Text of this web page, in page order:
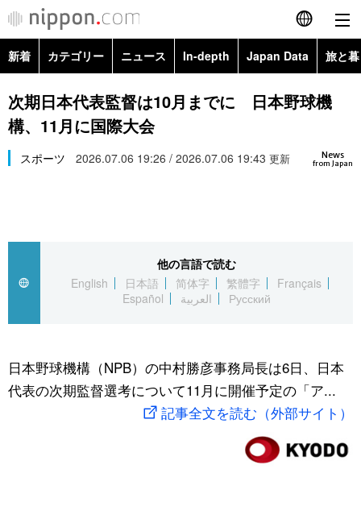
English
简体字
Русский
カテゴリー
経済・ビジネス
国際
文化
トップ
アーカイブ
In-depth
Japan Data
動画/Live
新着 カテゴリー ニュース In-depth Japan Data 旅と
政治・外交
経済・ビジネス
スポーツ・東京2020
Topics
次期日本代表監督は10月までに 日本野球機
構、11月に国際大会
News
from Japan
スポーツ 2026.07.06 19:26 / 2026.07.06 19:43 更新
他の言語で読む
English
日本語 简体字 繁體字
Français
Español
العربية Русский
日本野球機構（NPB）の中村勝彦事務局長は6日、日本
代表の次期監督選考について11月に開催予定の「ア...
記事全文を読む（外部サイト）